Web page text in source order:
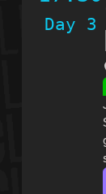
Day 3